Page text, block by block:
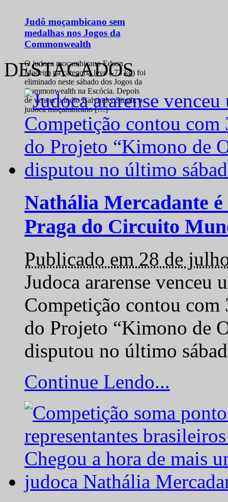
Judô moçambicano sem
medalhas nos Jogos da
Commonwealth
O judoca moçambicano Edson
Madeira na categoria leve (-73 kg) foi
eliminado neste sábado dos Jogos da
Commonwealth na Escócia. Depois
de vencer o índio Balvinder Singh, o
judoca moçambicano […]
DESTACADOS
Nathália Mercadante
Praga do Circuito
Publicado em 28 de
Judoca ararense venceu
Competição contou com
do Projeto “Kimono de
disputou no último
Continue Lendo...